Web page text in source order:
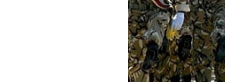
سفارش چکیده مبسوط
سفارش ترجمه مولتی‌مدیا
سفارش گویندگی
سفارش تولید محتوا
سفارش ترجمه همزمان